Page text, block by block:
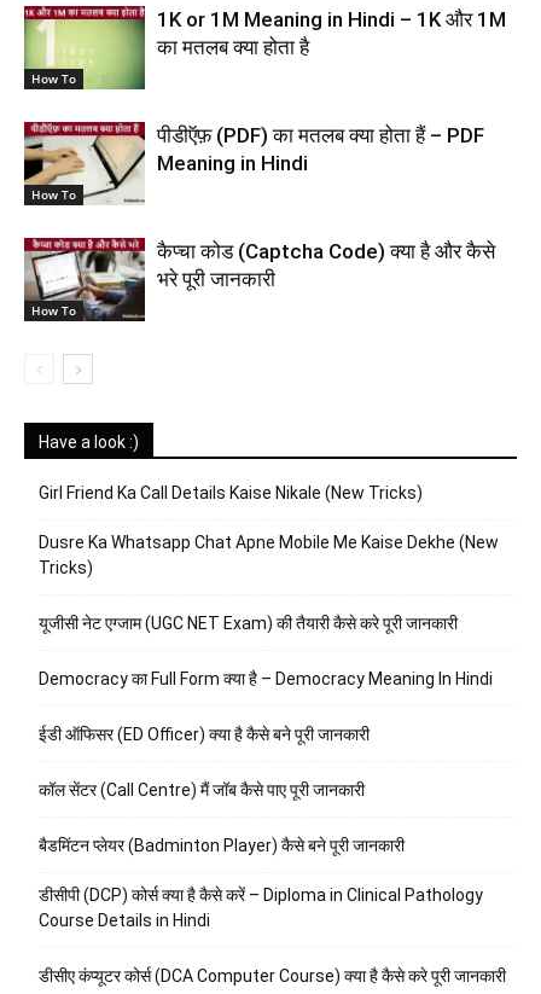
How To
1K or 1M Meaning in Hindi – 1K और 1M
का मतलब क्या होता है
How To
पीडीऍफ़ (PDF) का मतलब क्या होता हैं – PDF
Meaning in Hindi
How To
कैप्चा कोड (Captcha Code) क्या है और कैसे
भरे पूरी जानकारी
Have a look :)
Girl Friend Ka Call Details Kaise Nikale (New Tricks)
Dusre Ka Whatsapp Chat Apne Mobile Me Kaise Dekhe (New
Tricks)
यूजीसी नेट एग्जाम (UGC NET Exam) की तैयारी कैसे करे पूरी जानकारी
Democracy का Full Form क्या है – Democracy Meaning In Hindi
ईडी ऑफिसर (ED Officer) क्या है कैसे बने पूरी जानकारी
कॉल सेंटर (Call Centre) मैं जॉब कैसे पाए पूरी जानकारी
बैडमिंटन प्लेयर (Badminton Player) कैसे बने पूरी जानकारी
डीसीपी (DCP) कोर्स क्या है कैसे करें – Diploma in Clinical Pathology
Course Details in Hindi
डीसीए कंप्यूटर कोर्स (DCA Computer Course) क्या है कैसे करे पूरी जानकारी